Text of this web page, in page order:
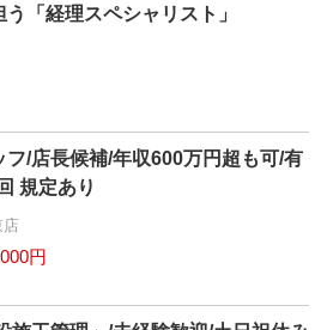
「経理スペシャリスト」
/店長候補/年収600万円超も可/有
規定あり
店
円